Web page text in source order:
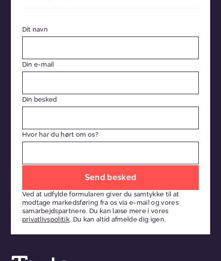
Dit navn
Din e-mail
Din besked
Hvor har du hørt om os?
dette
felt
tomt
Ved at udfylde formularen giver du samtykke til at
modtage markedsføring fra os via e-mail og vores
samarbejdspartnere. Du kan læse mere i vores
privatlivspolitik. Du kan altid afmelde dig igen.